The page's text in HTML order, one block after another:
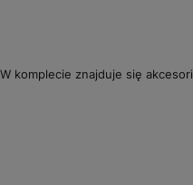
znajduje się